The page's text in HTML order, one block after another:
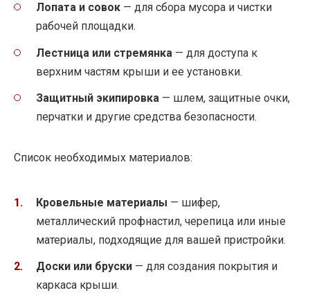
Лопата и совок — для сбора мусора и чистки
рабочей площадки.
Лестница или стремянка — для доступа к
верхним частям крыши и ее установки.
Защитный экипировка — шлем, защитные очки,
перчатки и другие средства безопасности.
Список необходимых материалов:
Кровельные материалы — шифер,
металлический профнастил, черепица или иные
материалы, подходящие для вашей пристройки.
Доски или бруски — для создания покрытия и
каркаса крыши.